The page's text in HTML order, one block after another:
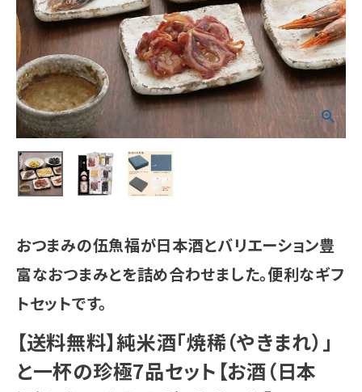
おつまみの伍魚福が日本酒とバリエーション豊
富なおつまみとを詰め合わせました。便利なギフ
トセットです。
【送料無料】純米酒「焼稀（やきまれ）」
と一杯の珍極7品セット【お酒（日本